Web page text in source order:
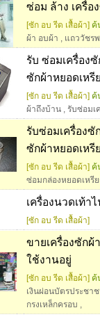
ซ่อม ล้าง เครื่อ
[ซัก อบ รีด เสื้อผ้า] ค้
ผ้า อบผ้า , แถววัชร
รับ ซ่อมเครื่อง
ซักผ้าหยอดเหรี
[ซัก อบ รีด เสื้อผ้า] ค้
ผ้าถึงบ้าน , รับซ่อมเ
รับซ่อมเครื่องซั
ซักผ้าหยอดเหรี
[ซัก อบ รีด เสื้อผ้า] ค้
ซ่อมกล่องหยอดเหรี
เครื่องนวดเท้
[ซัก อบ รีด เสื้อผ้า]
ขายเครื่องซักผ้
ใช้งานอยู่
[ซัก อบ รีด เสื้อผ้า] ค้
เงินผ่อนบัตรประชา
กรงเหล็กครอบ ,